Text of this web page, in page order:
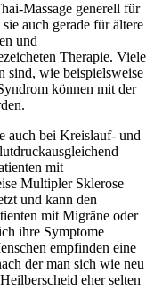
Massage generell für
auch gerade für ältere
und
Therapie. Viele
sind, wie beispielsweise
können mit der
auch bei Kreislauf- und
mit
Multipler Sklerose
und kann den
mit Migräne oder
ihre Symptome
empfinden eine
der man sich wie neu
eher selten